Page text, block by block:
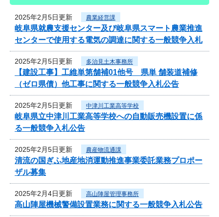
2025年2月5日更新 農業経営課
岐阜県就農支援センター及び岐阜県スマート農業推進
センターで使用する電気の調達に関する一般競争入札
2025年2月5日更新 多治見土木事務所
【建設工事】工維単第舗補01他号 県単 舗装道補修
（ゼロ県債）他工事に関する一般競争入札公告
2025年2月5日更新 中津川工業高等学校
岐阜県立中津川工業高等学校への自動販売機設置に係
る一般競争入札公告
2025年2月5日更新 農産物流通課
清流の国ぎふ地産地消運動推進事業委託業務プロポー
ザル募集
2025年2月4日更新 高山陣屋管理事務所
高山陣屋機械警備設置業務に関する一般競争入札公告